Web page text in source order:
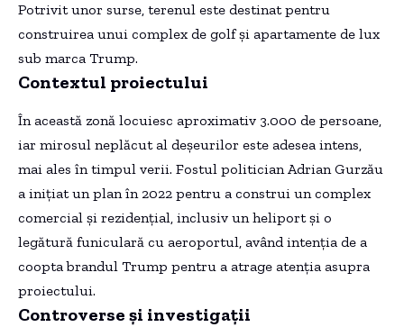
Potrivit unor surse, terenul este destinat pentru
construirea unui complex de golf și apartamente de lux
sub marca Trump.
Contextul proiectului
În această zonă locuiesc aproximativ 3.000 de persoane,
iar mirosul neplăcut al deșeurilor este adesea intens,
mai ales în timpul verii. Fostul politician Adrian Gurzău
a inițiat un plan în 2022 pentru a construi un complex
comercial și rezidențial, inclusiv un heliport și o
legătură funiculară cu aeroportul, având intenția de a
coopta brandul Trump pentru a atrage atenția asupra
proiectului.
Controverse și investigații